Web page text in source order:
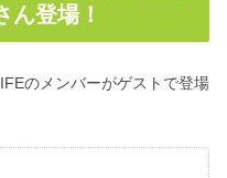
ん登場！
のメンバーがゲストで登場